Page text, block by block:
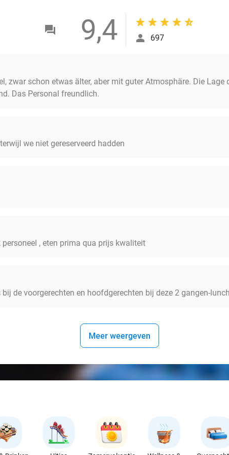
9,4 697
zwar schon etwas älter, aber mit guter Atmosphäre. Die
Das Personal freundlich.
we niet gereserveerd hadden
, eten prima qua prijs kwaliteit
de voorgerechten en hoofdgerechten bij deze 2 gangen-
Meer weergeven